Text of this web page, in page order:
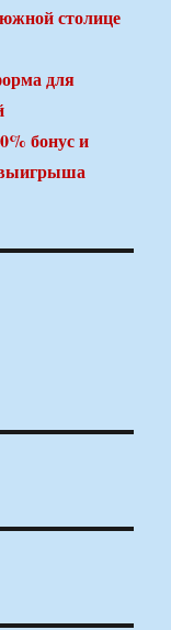
столице
для
бонус и
выигрыша